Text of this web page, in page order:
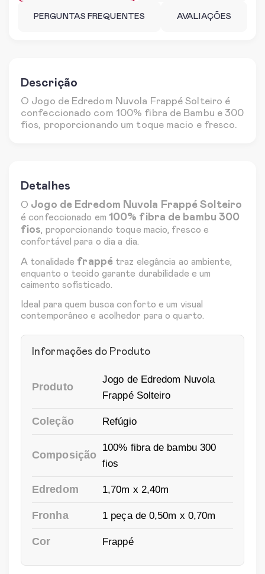
PERGUNTAS FREQUENTES AVALIAÇÕES
Descrição
O Jogo de Edredom Nuvola Frappé Solteiro é
confeccionado com 100% fibra de Bambu e 300
fios, proporcionando um toque macio e fresco.
Detalhes
O Jogo de Edredom Nuvola Frappé Solteiro
é confeccionado em 100% fibra de bambu 300
fios, proporcionando toque macio, fresco e
confortável para o dia a dia.
A tonalidade frappétraz elegância ao ambiente,
enquanto o tecido garante durabilidade e um
caimento sofisticado.
Ideal para quem busca conforto e um visual
contemporâneo e acolhedor para o quarto.
Informações do Produto
Produto
Jogo de Edredom Nuvola
Frappé Solteiro
Coleção Refúgio
Composição
100% fibra de bambu 300
fios
Edredom 1,70m x 2,40m
Fronha 1 peça de 0,50m x 0,70m
Cor Frappé